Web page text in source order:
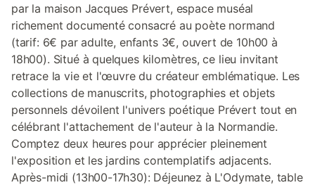
par la maison Jacques Prévert, espace muséal
richement documenté consacré au poète normand
(tarif: 6€ par adulte, enfants 3€, ouvert de 10h00 à
18h00). Situé à quelques kilomètres, ce lieu invitant
retrace la vie et l'œuvre du créateur emblématique. Les
collections de manuscrits, photographies et objets
personnels dévoilent l'univers poétique Prévert tout en
célébrant l'attachement de l'auteur à la Normandie.
Comptez deux heures pour apprécier pleinement
l'exposition et les jardins contemplatifs adjacents.
Après-midi (13h00-17h30): Déjeunez à L'Odymate, table